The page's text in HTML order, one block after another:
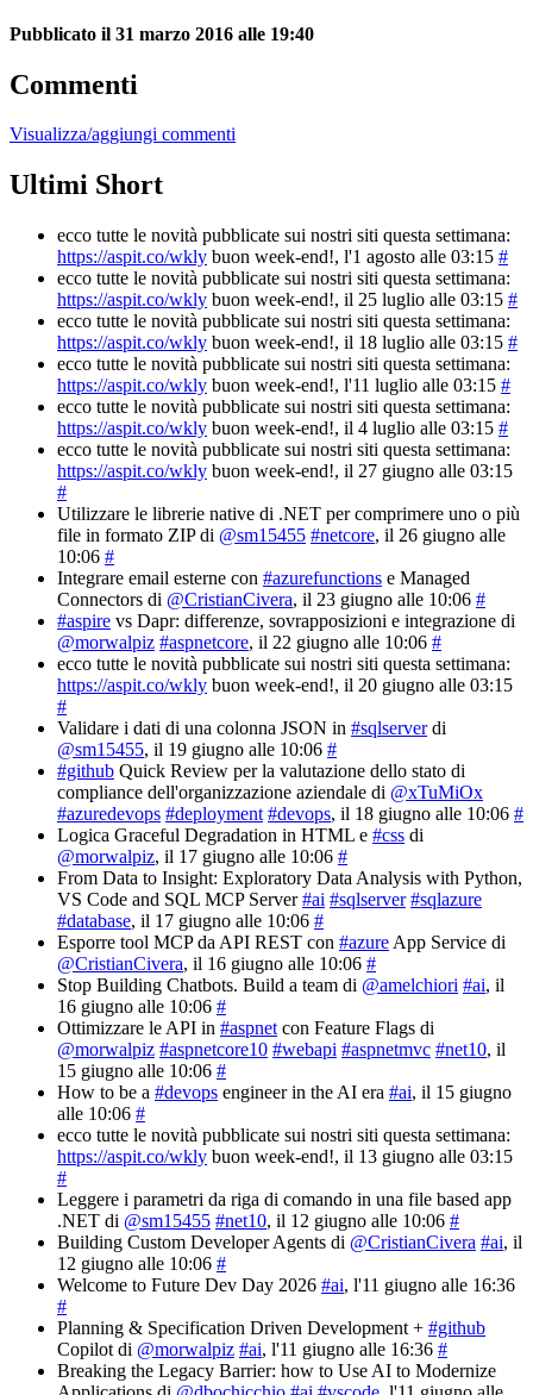
Pubblicato il 31 marzo 2016 alle 19:40
Commenti
Visualizza/aggiungi commenti
Ultimi Short
ecco tutte le novità pubblicate sui nostri siti questa settimana:
https://aspit.co/wkly buon week-end!, l'1 agosto alle 03:15 #
ecco tutte le novità pubblicate sui nostri siti questa settimana:
https://aspit.co/wkly buon week-end!, il 25 luglio alle 03:15 #
ecco tutte le novità pubblicate sui nostri siti questa settimana:
https://aspit.co/wkly buon week-end!, il 18 luglio alle 03:15 #
ecco tutte le novità pubblicate sui nostri siti questa settimana:
https://aspit.co/wkly buon week-end!, l'11 luglio alle 03:15 #
ecco tutte le novità pubblicate sui nostri siti questa settimana:
https://aspit.co/wkly buon week-end!, il 4 luglio alle 03:15 #
ecco tutte le novità pubblicate sui nostri siti questa settimana:
https://aspit.co/wkly buon week-end!, il 27 giugno alle 03:15
#
Utilizzare le librerie native di .NET per comprimere uno o più
file in formato ZIP di @sm15455 #netcore, il 26 giugno alle
10:06 #
Integrare email esterne con #azurefunctions e Managed
Connectors di @CristianCivera, il 23 giugno alle 10:06 #
#aspire vs Dapr: differenze, sovrapposizioni e integrazione di
@morwalpiz #aspnetcore, il 22 giugno alle 10:06 #
ecco tutte le novità pubblicate sui nostri siti questa settimana:
https://aspit.co/wkly buon week-end!, il 20 giugno alle 03:15
#
Validare i dati di una colonna JSON in #sqlserverdi
@sm15455, il 19 giugno alle 10:06 #
#github Quick Review per la valutazione dello stato di
compliance dell'organizzazione aziendale di @xTuMiOx
#azuredevops #deployment #devops, il 18 giugno alle 10:06 #
Logica Graceful Degradation in HTML e #css di
@morwalpiz, il 17 giugno alle 10:06 #
From Data to Insight: Exploratory Data Analysis with Python,
VS Code and SQL MCP Server#ai #sqlserver #sqlazure
#database, il 17 giugno alle 10:06 #
Esporre tool MCP da API REST con #azure App Service di
@CristianCivera, il 16 giugno alle 10:06 #
Stop Building Chatbots. Build a team di @amelchiori #ai, il
16 giugno alle 10:06 #
Ottimizzare le API in #aspnet con Feature Flags di
@morwalpiz #aspnetcore10 #webapi #aspnetmvc #net10, il
15 giugno alle 10:06 #
How to be a #devops engineer in the AI era #ai, il 15 giugno
alle 10:06 #
ecco tutte le novità pubblicate sui nostri siti questa settimana:
https://aspit.co/wkly buon week-end!, il 13 giugno alle 03:15
#
Leggere i parametri da riga di comando in una file based app
.NET di @sm15455 #net10, il 12 giugno alle 10:06 #
Building Custom Developer Agents di @CristianCivera #ai, il
12 giugno alle 10:06 #
Welcome to Future Dev Day 2026 #ai, l'11 giugno alle 16:36
#
Planning & Specification Driven Development + #github
Copilot di @morwalpiz #ai, l'11 giugno alle 16:36 #
Breaking the Legacy Barrier: how to Use AI to Modernize